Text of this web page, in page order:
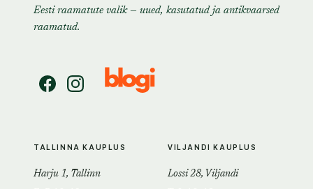
Eesti raamatute valik — uued, kasutatud ja antikvaarsed
raamatud.
TALLINNA KAUPLUS
Harju 1, Tallinn
VILJANDI KAUPLUS
Lossi 28, Viljandi